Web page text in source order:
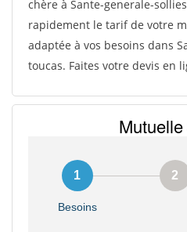
chère à Sante-generale-
rapidement le tarif de votre
adaptée à vos besoins dans
toucas. Faites votre devis en